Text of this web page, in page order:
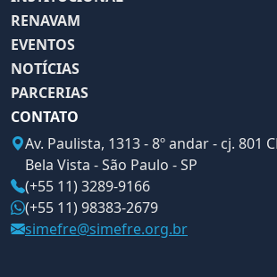
RENAVAM
EVENTOS
NOTÍCIAS
PARCERIAS
CONTATO
Av. Paulista, 1313 - 8º andar - cj. 801
Bela Vista - São Paulo - SP
(+55 11) 3289-9166
(+55 11) 98383-2679
simefre@simefre.org.br